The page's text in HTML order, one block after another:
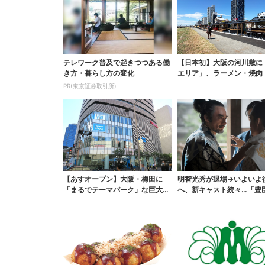
テレワーク普及で起きつつある働
き方・暮らし方の変化
PR(東京証券取引所)
【日本初】大阪の河川敷に
エリア」、ラーメン・焼肉
【あすオープン】大阪・梅田に
「まるでテーマパーク」な巨大ス
明智光秀が退場→いよいよ
へ、新キャスト続々…「豊